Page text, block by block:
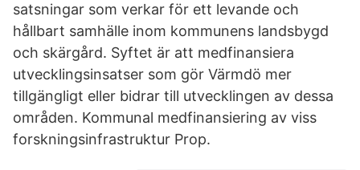
satsningar som verkar för ett levande och
hållbart samhälle inom kommunens landsbygd
och skärgård. Syftet är att medfinansiera
utvecklingsinsatser som gör Värmdö mer
tillgängligt eller bidrar till utvecklingen av dessa
områden. Kommunal medfinansiering av viss
forskningsinfrastruktur Prop.